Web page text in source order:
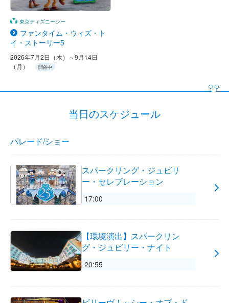
東京ディズニーシー
ファンタイム・ウィズ・ト
イ・ストーリー5
2026年7月2日（木）～9月14日
（月）
開催中
当日のスケジュール
パレード/ショー
スパークリング・ジュビリ
ー・セレブレーション
17:00
【環境演出】スパークリン
グ・ジュビリー・ナイト
20:55